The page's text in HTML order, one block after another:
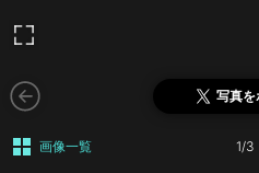
写真を
画像一覧 1/3